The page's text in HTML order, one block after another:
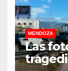
MENDOZA
Las